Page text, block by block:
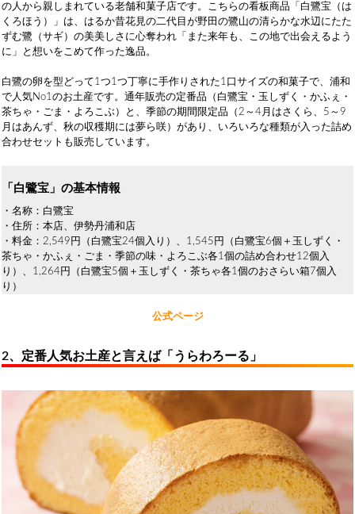
の人から親しまれている老舗和菓子店です。こちらの看板商品「白鷺宝（は
くろほう）」は、はるか昔花見の二代目が野田の鷺山の清らかな水辺にたた
ずむ鷺（サギ）の美美しさに心奪われ「また来年も、この地で出会えるよう
に」と想いをこめて作った逸品。
白鷺の卵を型どって1つ1つ丁寧に手作りされた1口サイズの和菓子で、浦和
で人気No1のお土産です。通年販売の定番品（白鷺宝・玉しずく・かふぇ・
茶ちゃ・ごま・よろこぶ）と、季節の期間限定品（2～4月はさくら、5～9
月はあんず、秋の収穫期には夢ら咲）があり、いろいろな種類が入った詰め
合わせセットも販売しています。
「白鷺宝」の基本情報
・名称：白鷺宝
・住所：本店、伊勢丹浦和店
・料金：2,549円（白鷺宝24個入り）、1,545円（白鷺宝6個＋玉しずく・
茶ちゃ・かふぇ・ごま・季節の味・よろこぶ各1個の詰め合わせ12個入
り）、1,264円（白鷺宝5個＋玉しずく・茶ちゃ各1個のおさらい箱7個入
り）
公式ページ
2、定番人気お土産と言えば「うらわろーる」